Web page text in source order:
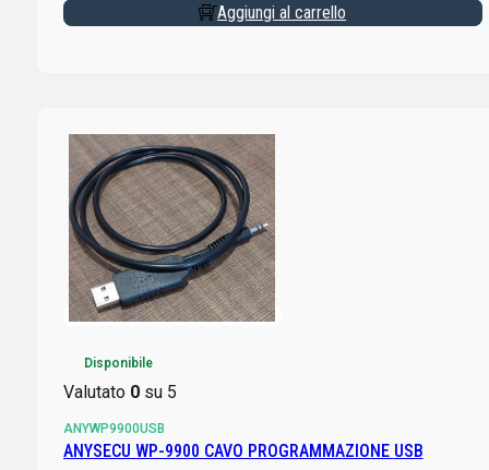
Aggiungi al carrello
Disponibile
Valutato 0su 5
ANYWP9900USB
ANYSECU WP-9900 CAVO PROGRAMMAZIONE USB